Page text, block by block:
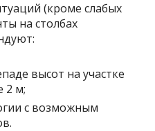
(кроме слабых
на столбах
высот на участке
2 м;
с возможным